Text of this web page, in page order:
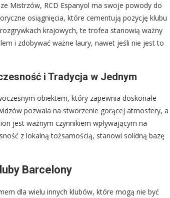
Mistrzów, RCD Espanyol ma swoje powody do
osiągnięcia, które cementują pozycję klubu
krajowych, te trofea stanowią ważny
i zdobywać ważne laury, nawet jeśli nie jest to
i Tradycja w Jednym
obiektem, który zapewnia doskonałe
pozwala na stworzenie gorącej atmosfery, a
jest ważnym czynnikiem wpływającym na
z lokalną tożsamością, stanowi solidną bazę
Barcelony
dla wielu innych klubów, które mogą nie być